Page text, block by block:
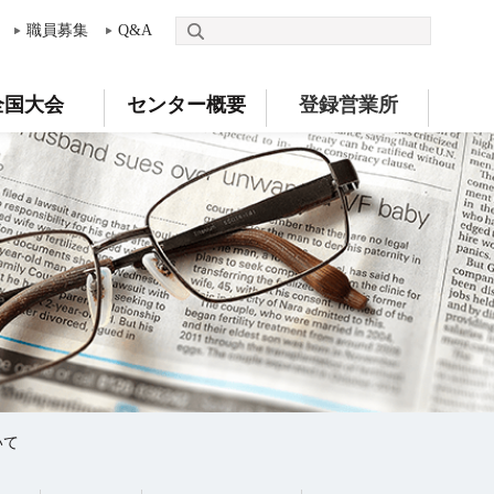
職員募集 Q&A
国大会 センター概要 登録営業所